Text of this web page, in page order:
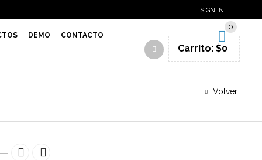
SIGN IN
DEMO CONTACTO
0
Carrito: $0
Volver